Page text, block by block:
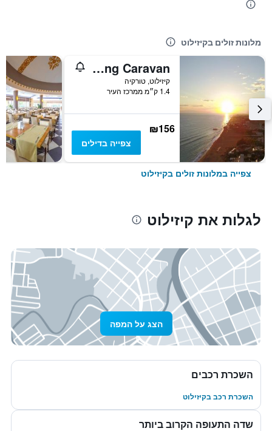
מלונות זולים בקיזילוט
Mavi Cennet Camping Caravan
קיזילוט, טורקיה
1.4 ק״מ ממרכז העיר
₪156
צפייה בדילים
צפייה במלונות זולים בקיזילוט
לגלות את קיזילוט
הצג על המפה
השכרת רכבים
השכרת רכב בקיזילוט
שדה התעופה הקרוב ביותר